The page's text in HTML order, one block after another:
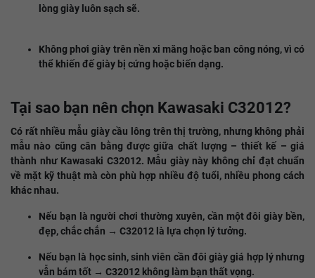
lòng giày luôn sạch sẽ.
Không phơi giày trên nền xi măng hoặc ban công nóng, vì có
thể khiến đế giày bị cứng hoặc biến dạng.
Tại sao bạn nên chọn Kawasaki C32012?
Có rất nhiều mẫu giày cầu lông trên thị trường, nhưng không phải
mẫu nào cũng cân bằng được giữa chất lượng – thiết kế – giá
thành như Kawasaki C32012. Mẫu giày này không chỉ đạt chuẩn
về mặt kỹ thuật mà còn phù hợp nhiều độ tuổi, nhiều phong cách
khác nhau.
Nếu bạn là người chơi thường xuyên, cần một đôi giày bền,
đẹp, chắc chắn → C32012 là lựa chọn lý tưởng.
Nếu bạn là học sinh, sinh viên cần đôi giày giá hợp lý nhưng
vẫn bám tốt → C32012 không làm bạn thất vọng.